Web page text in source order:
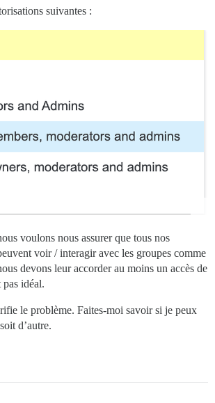
suivantes :
voulons nous assurer que tous nos
voir / interagir avec les groupes comme
devons leur accorder au moins un accès de
pas idéal.
le problème. Faites-moi savoir si je peux
d’autre.